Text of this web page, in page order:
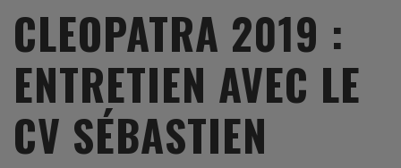
CLEOPATRA 2019 :
ENTRETIEN AVEC LE
CV SÉBASTIEN